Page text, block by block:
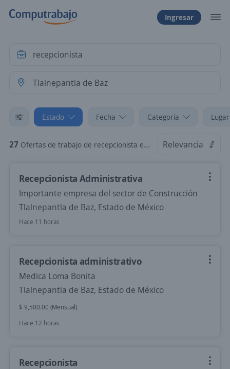
Ingresar
Estado Fecha Categoría
27 Ofertas de trabajo de recepcionista en Tlalnepantla de Baz, Estado de México Relevancia
Recepcionista Administrativa
Importante empresa del sector de Construcción
Tlalnepantla de Baz, Estado de México
Hace 11 horas
Recepcionista administrativo
Medica Loma Bonita
Tlalnepantla de Baz, Estado de México
$ 9,500.00 (Mensual)
Hace 12 horas
Recepcionista